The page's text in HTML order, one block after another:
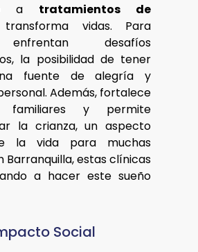
a tratamientos de
transforma vidas. Para
desafíos
la posibilidad de tener
fuente de alegría y
Además, fortalece
familiares y permite
la crianza, un aspecto
la vida para muchas
Barranquilla, estas clínicas
a hacer este sueño
Social